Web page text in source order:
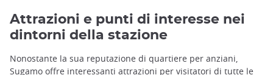
Attrazioni e punti di interesse nei
dintorni della stazione
Nonostante la sua reputazione di quartiere per anziani,
Sugamo offre interessanti attrazioni per visitatori di tutte le